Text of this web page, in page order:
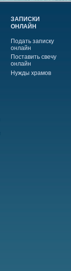
ЗАПИСКИ
ОНЛАЙН
Подать записку
онлайн
Поставить свечу
онлайн
Нужды храмов